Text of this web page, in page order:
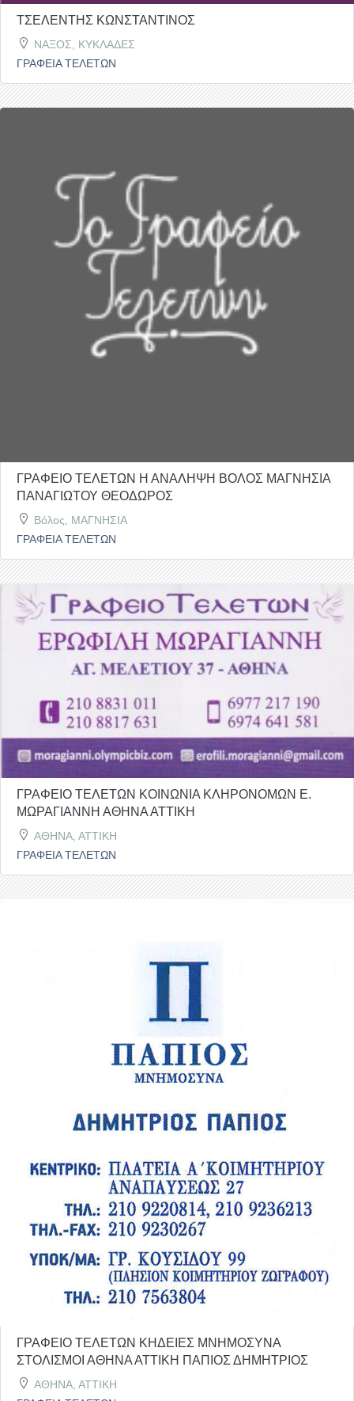
ΤΣΕΛΕΝΤΗΣ ΚΩΝΣΤΑΝΤΙΝΟΣ
ΝΑΞΟΣ, ΚΥΚΛΑΔΕΣ
ΓΡΑΦΕΙΑ ΤΕΛΕΤΩΝ
ΓΡΑΦΕΙΟ ΤΕΛΕΤΩΝ Η ΑΝΑΛΗΨΗ ΒΟΛΟΣ ΜΑΓΝΗΣΙΑ
ΠΑΝΑΓΙΩΤΟΥ ΘΕΟΔΩΡΟΣ
Βόλος, ΜΑΓΝΗΣΙΑ
ΓΡΑΦΕΙΑ ΤΕΛΕΤΩΝ
ΓΡΑΦΕΙΟ ΤΕΛΕΤΩΝ ΚΟΙΝΩΝΙΑ ΚΛΗΡΟΝΟΜΩΝ Ε.
ΜΩΡΑΓΙΑΝΝΗ ΑΘΗΝΑ ΑΤΤΙΚΗ
ΑΘΗΝΑ, ΑΤΤΙΚΗ
ΓΡΑΦΕΙΑ ΤΕΛΕΤΩΝ
ΓΡΑΦΕΙΟ ΤΕΛΕΤΩΝ ΚΗΔΕΙΕΣ ΜΝΗΜΟΣΥΝΑ
ΣΤΟΛΙΣΜΟΙ ΑΘΗΝΑ ΑΤΤΙΚΗ ΠΑΠΙΟΣ ΔΗΜΗΤΡΙΟΣ
ΑΘΗΝΑ, ΑΤΤΙΚΗ